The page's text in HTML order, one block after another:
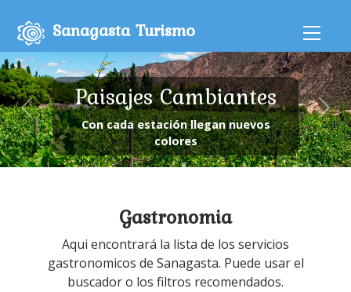
Sanagasta Turismo
Paisajes Cambiantes
Con cada estación llegan nuevos
colores
Gastronomia
Aqui encontrará la lista de los servicios
gastronomicos de Sanagasta. Puede usar el
buscador o los filtros recomendados.